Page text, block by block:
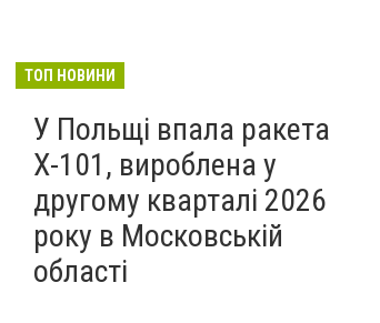
ТОП НОВИНИ
У Польщі впала ракета
Х-101, вироблена у
другому кварталі 2026
року в Московській
області